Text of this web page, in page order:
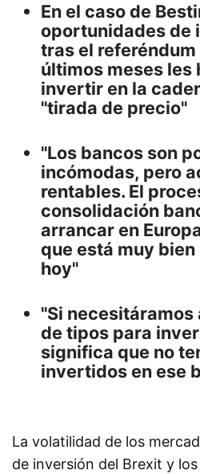
En el caso de
oportunidades de
tras el
últimos meses les
invertir en la
"tirada de precio"
"Los bancos son
incómodas, pero
rentables. El
consolidación
arrancar en
que está muy
hoy"
"Si
de tipos para
significa que no
invertidos en ese
La volatilidad de los
de inversión del Brexit y